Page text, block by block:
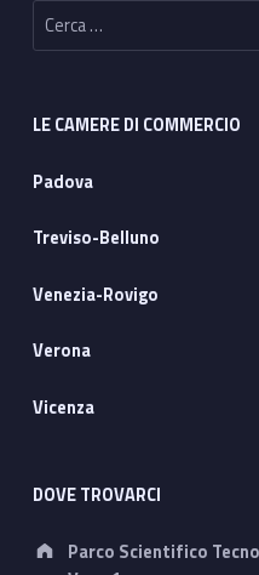
LE CAMERE DI COMMERCIO
Padova
Treviso-Belluno
Venezia-Rovigo
Verona
Vicenza
DOVE TROVARCI
Address:
Parco Scientifico